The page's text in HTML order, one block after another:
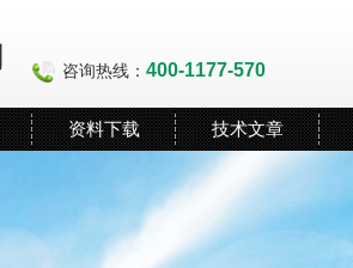
咨询热线： 400-1177-570
资料下载 技术文章